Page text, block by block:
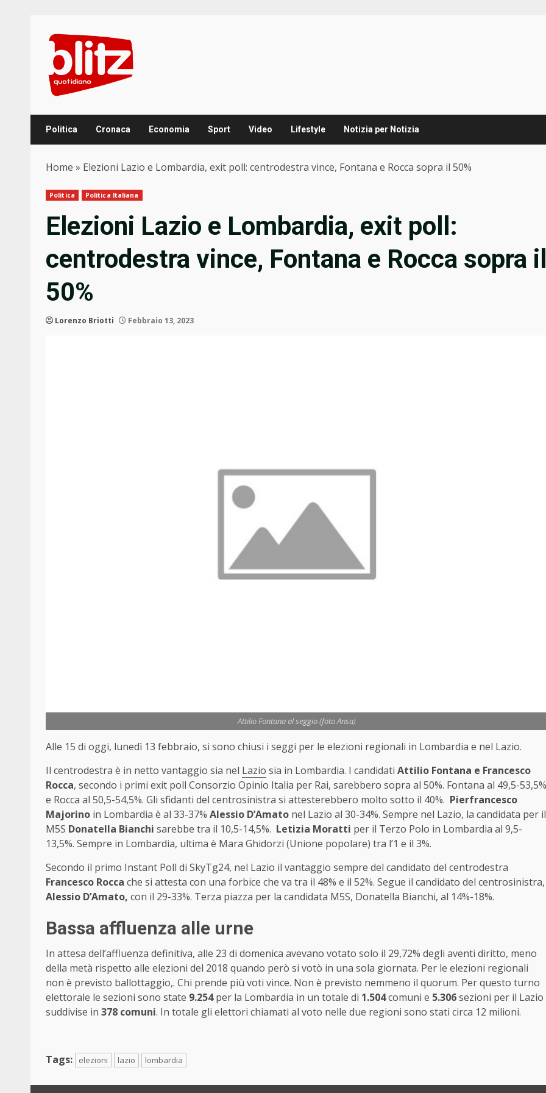
content
Politica Cronaca Economia Sport Video Lifestyle Notizia per Notizia
Home » Elezioni Lazio e Lombardia, exit poll: centrodestra vince, Fontana e Rocca sopra il 50%
Politica Politica Italiana
Elezioni Lazio e Lombardia, exit poll:
centrodestra vince, Fontana e Rocca sopra il
50%
Lorenzo Briotti Febbraio 13, 2023
Attilio Fontana al seggio (foto Ansa)
Alle 15 di oggi, lunedì 13 febbraio, si sono chiusi i seggi per le elezioni regionali in Lombardia e nel Lazio.
Il centrodestra è in netto vantaggio sia nel Lazio sia in Lombardia. I candidati Attilio Fontana e Francesco
Rocca, secondo i primi exit poll Consorzio Opinio Italia per Rai, sarebbero sopra al 50%. Fontana al 49,5-53,5%
e Rocca al 50,5-54,5%. Gli sfidanti del centrosinistra si attesterebbero molto sotto il 40%. Pierfrancesco
Majorino in Lombardia è al 33-37% Alessio D’Amato nel Lazio al 30-34%. Sempre nel Lazio, la candidata per il
M5S Donatella Bianchi sarebbe tra il 10,5-14,5%. Letizia Moratti per il Terzo Polo in Lombardia al 9,5-
13,5%. Sempre in Lombardia, ultima è Mara Ghidorzi (Unione popolare) tra l’1 e il 3%.
Secondo il primo Instant Poll di SkyTg24, nel Lazio il vantaggio sempre del candidato del centrodestra
Francesco Rocca che si attesta con una forbice che va tra il 48% e il 52%. Segue il candidato del centrosinistra,
Alessio D’Amato, con il 29-33%. Terza piazza per la candidata M5S, Donatella Bianchi, al 14%-18%.
Bassa affluenza alle urne
In attesa dell’affluenza definitiva, alle 23 di domenica avevano votato solo il 29,72% degli aventi diritto, meno
della metà rispetto alle elezioni del 2018 quando però si votò in una sola giornata. Per le elezioni regionali
non è previsto ballottaggio,. Chi prende più voti vince. Non è previsto nemmeno il quorum. Per questo turno
elettorale le sezioni sono state 9.254per la Lombardia in un totale di 1.504comuni e 5.306sezioni per il Lazio
suddivise in 378 comuni. In totale gli elettori chiamati al voto nelle due regioni sono stati circa 12 milioni.
Tags: elezioni lazio lombardia